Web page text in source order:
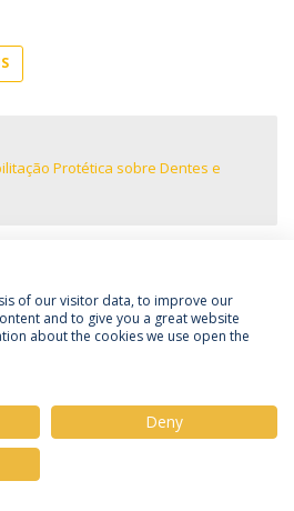
Protética sobre Dentes e
Termos & Condições
Titular dos Dados
Católica Portuguesa
of our visitor data, to improve our
and to give you a great website
about the cookies we use open the
Deny